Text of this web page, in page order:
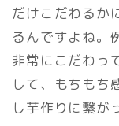
だけこだわるか
るんですよね。
非常にこだわっ
して、もちもち
し芋作りに繋が